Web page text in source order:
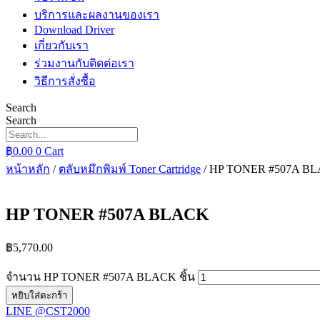
บริการและผลงานของเรา
Download Driver
เกี่ยวกับเรา
ร่วมงานกับติดต่อเรา
วิธีการสั่งซื้อ
Search
Search
฿0.00 0 Cart
หน้าหลัก / ตลับหมึกพิมพ์ Toner Cartridge / HP TONER #507A
HP TONER #507A BLACK
฿5,770.00
จำนวน HP TONER #507A BLACK ชิ้น
หยิบใส่ตะกร้า
LINE @CST2000